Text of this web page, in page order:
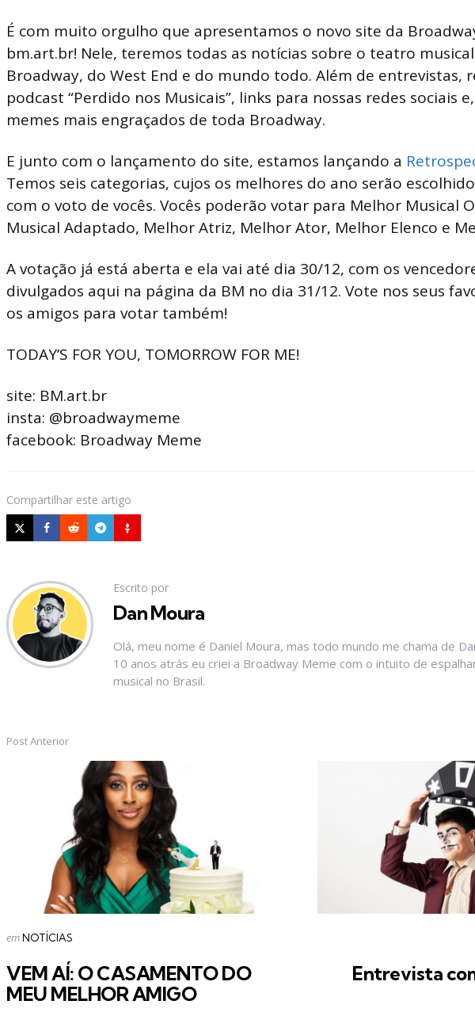
É com muito orgulho que apresentamos o novo site da
bm.art.br! Nele, teremos todas as notícias sobre o teatro
Broadway, do West End e do mundo todo. Além de entrevistas,
podcast “Perdido nos Musicais”, links para nossas redes sociais
memes mais engraçados de toda Broadway.
E junto com o lançamento do site, estamos lançando a
Temos seis categorias, cujos os melhores do ano serão
com o voto de vocês. Vocês poderão votar para Melhor Musical
Musical Adaptado, Melhor Atriz, Melhor Ator, Melhor Elenco e
A votação já está aberta e ela vai até dia 30/12, com os
divulgados aqui na página da BM no dia 31/12. Vote nos seus
os amigos para votar também!
TODAY’S FOR YOU, TOMORROW FOR ME!
site: BM.art.br
insta: @broadwaymeme
facebook: Broadway Meme
Compartilhar este artigo
Escrito por
Dan Moura
Olá, meu nome é Daniel Moura, mas todo mundo me chama de
10 anos atrás eu criei a Broadway Meme com o intuito de
musical no Brasil.
Post
navigation
Post Anterior
Postado
emNOTÍCIAS
VEM AÍ: O CASAMENTO DO
MEU MELHOR AMIGO
Entrevista